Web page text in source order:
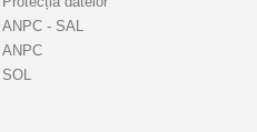
ANPC - SAL
ANPC
SOL